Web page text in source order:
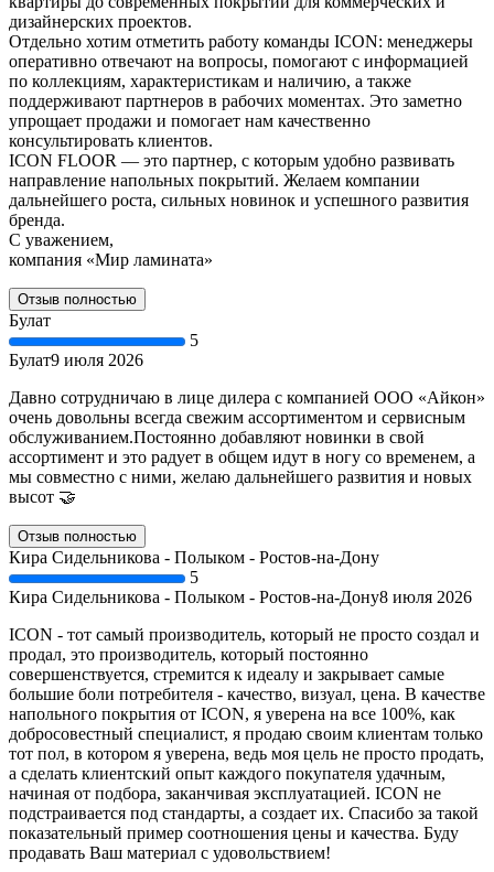
дизайнерских проектов.
Отдельно хотим отметить работу команды ICON: менеджеры
оперативно отвечают на вопросы, помогают с информацией
по коллекциям, характеристикам и наличию, а также
поддерживают партнеров в рабочих моментах. Это заметно
упрощает продажи и помогает нам качественно
консультировать клиентов.
ICON FLOOR — это партнер, с которым удобно развивать
направление напольных покрытий. Желаем компании
дальнейшего роста, сильных новинок и успешного развития
бренда.
С уважением,
компания «Мир ламината»
Отзыв полностью
Булат
5
Булат9 июля 2026
Давно сотрудничаю в лице дилера с компанией ООО «Айкон»
очень довольны всегда свежим ассортиментом и сервисным
обслуживанием.Постоянно добавляют новинки в свой
ассортимент и это радует в общем идут в ногу со временем, а
мы совместно с ними, желаю дальнейшего развития и новых
высот 🤝
Отзыв полностью
Кира Сидельникова - Полыком - Ростов-на-Дону
5
Кира Сидельникова - Полыком - Ростов-на-Дону8 июля 2026
ICON - тот самый производитель, который не просто создал и
продал, это производитель, который постоянно
совершенствуется, стремится к идеалу и закрывает самые
большие боли потребителя - качество, визуал, цена. В качестве
напольного покрытия от ICON, я уверена на все 100%, как
добросовестный специалист, я продаю своим клиентам только
тот пол, в котором я уверена, ведь моя цель не просто продать,
а сделать клиентский опыт каждого покупателя удачным,
начиная от подбора, заканчивая эксплуатацией. ICON не
подстраивается под стандарты, а создает их. Спасибо за такой
показательный пример соотношения цены и качества. Буду
продавать Ваш материал с удовольствием!